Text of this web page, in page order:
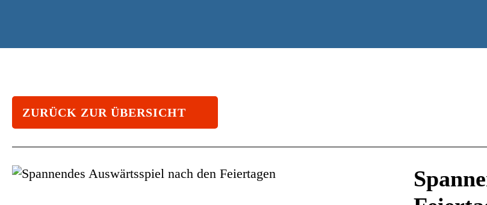
ZURÜCK ZUR ÜBERSICHT